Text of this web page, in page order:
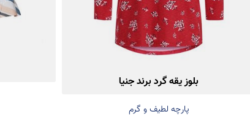
بلوز یقه گرد برند جنیا
پارچه لطیف و گرم